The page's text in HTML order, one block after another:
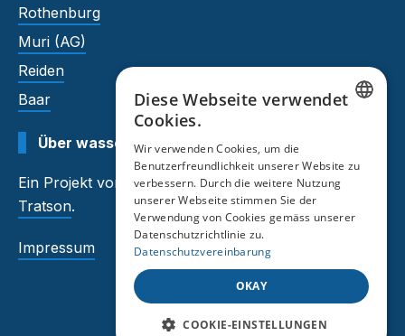
Rothenburg
Muri (AG)
Reiden
Baar
Über wasserhaerte.tratson.ch
Ein Projekt von Auftragsmeisterund
Tratson.
Impressum
FRENCH
Diese Webseite verwendet
Cookies.
Wir verwenden Cookies, um die
Benutzerfreundlichkeit unserer Website zu
verbessern. Durch die weitere Nutzung
unserer Webseite stimmen Sie der
Verwendung von Cookies gemäss unserer
Datenschutzrichtlinie zu.
Datenschutzvereinbarung
OKAY
COOKIE-EINSTELLUNGEN